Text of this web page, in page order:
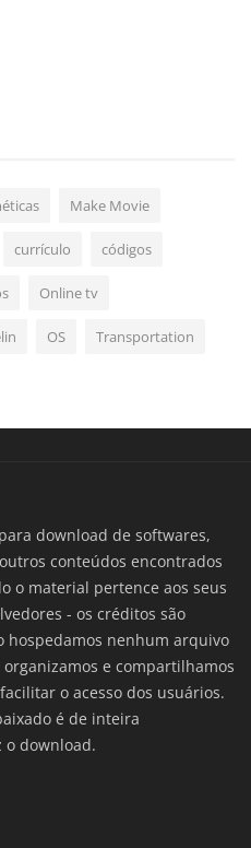
Make Movie
currículo códigos
Online tv
OS Transportation
download de softwares,
conteúdos encontrados
o material pertence aos seus
- os créditos são
hospedamos nenhum arquivo
e compartilhamos
o acesso dos usuários.
é de inteira
o download.